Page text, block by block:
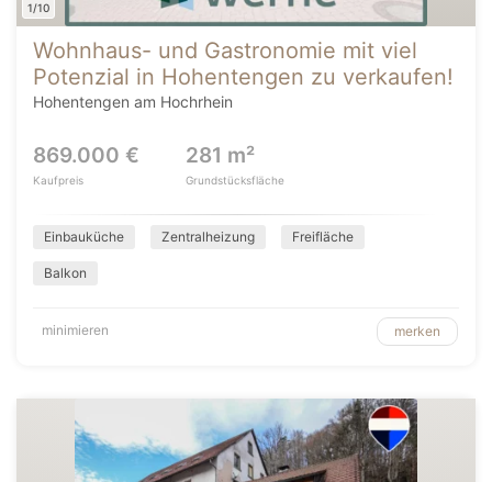
1/10
Wohnhaus- und Gastronomie mit viel
Potenzial in Hohentengen zu verkaufen!
Hohentengen am Hochrhein
869.000 €
Kaufpreis
281 m²
Grundstücksfläche
Einbauküche Zentralheizung Freifläche
Balkon
minimieren merken